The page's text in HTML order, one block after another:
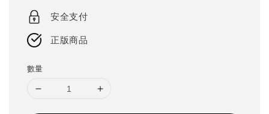
price
安全支付
正版商品
數量